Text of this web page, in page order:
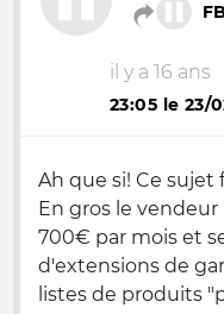
il y a 16 ans
23:05 le 23/
Ah que si! Ce
En gros le
700€ par mois et
d'extensions de
listes de produits